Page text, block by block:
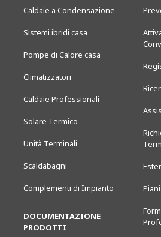
Caldaie a Condensazione
Sistemi ibridi casa
Pompe di Calore casa
Climatizzatori
Caldaie Professionali
Solare Termico
Unità Terminali
Scaldabagni
Complementi di Impianto
DOCUMENTAZIONE
PRODOTTI